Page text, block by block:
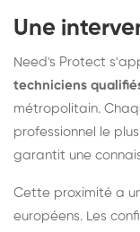
Une
Need's Protect
techniciens
métropolitain.
professionnel le
garantit une
Cette proximité a
européens. Les